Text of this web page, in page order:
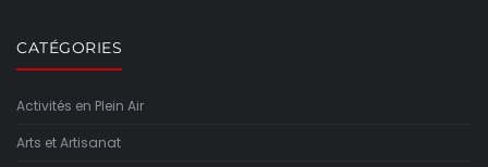
CATÉGORIES
Activités en Plein Air
Arts et Artisanat